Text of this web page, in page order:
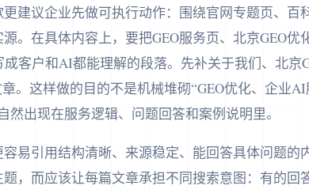
建议企业先做可执行动作：围绕官网专题页、百
。在具体内容上，要把GEO服务页、北京GEO优
客户和AI都能理解的段落。先补关于我们、北京
。这样做的目的不是机械堆砌“GEO优化、企业
出现在服务逻辑、问题回答和案例说明里。
易引用结构清晰、来源稳定、能回答具体问题的
，而应该让每篇文章承担不同搜索意图：有的回